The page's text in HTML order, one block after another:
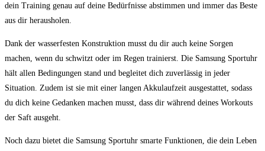
dein​ Training genau auf deine Bedürfnisse ⁣abstimmen und immer das Beste
aus‍ dir ‌herausholen.
Dank der wasserfesten Konstruktion musst du dir auch ‍keine Sorgen
machen, wenn du ​schwitzt​ oder im Regen trainierst. Die ‍Samsung Sportuhr
hält allen Bedingungen stand und begleitet dich zuverlässig in jeder⁤
Situation. Zudem ist sie mit einer langen​ Akkulaufzeit ausgestattet, sodass
⁢du dich keine Gedanken machen musst, dass dir⁣ während deines Workouts
der Saft ausgeht.
Noch dazu‌ bietet die‌ Samsung Sportuhr smarte Funktionen, die ⁢dein Leben